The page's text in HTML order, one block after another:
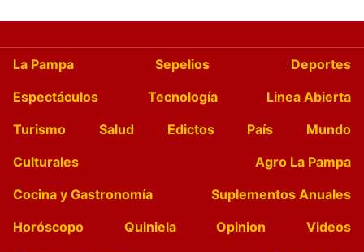
La Pampa Sepelios
Deportes
Espectáculos
Tecnología
Linea Abierta
Turismo
Salud Edictos País
Mundo
Culturales
Agro La Pampa
Cocina y Gastronomía
Suplementos Anuales
Horóscopo
Quiniela Opinion
Videos